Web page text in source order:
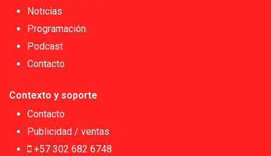
Noticias
Programación
Podcast
Contacto
Contexto y soporte
Contacto
Publicidad / ventas
+57 302 682 6748